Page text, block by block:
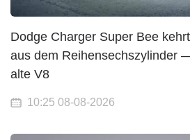
Dodge Charger Super Bee
aus dem Reihensechszylinder
alte V8
10:25 08-08-2026